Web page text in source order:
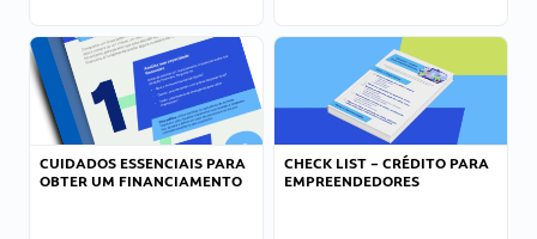
CUIDADOS ESSENCIAIS PARA
OBTER UM FINANCIAMENTO
CHECK LIST – CRÉDITO PARA
EMPREENDEDORES